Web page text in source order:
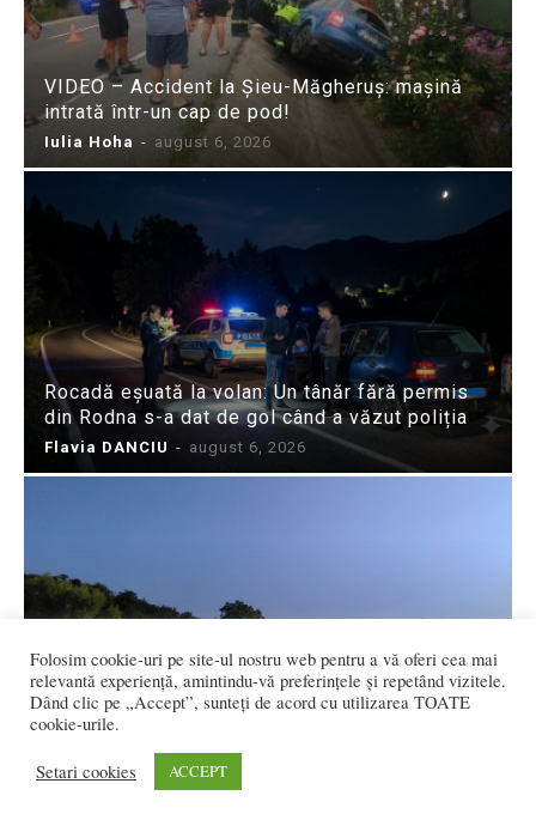
VIDEO – Accident la Șieu-Măgheruș: mașină
intrată într-un cap de pod!
Iulia Hoha - august 6, 2026
Rocadă eșuată la volan: Un tânăr fără permis
din Rodna s-a dat de gol când a văzut poliția
Flavia DANCIU - august 6, 2026
Valul de căldură a adus mii de bistrițeni la
Ștrandul Codrișor. Record de peste 1.700 de
bilete într-o zi
Flavia DANCIU - august 6, 2026
Folosim cookie-uri pe site-ul nostru web pentru a vă oferi cea mai
relevantă experiență, amintindu-vă preferințele și repetând vizitele.
Dând clic pe „Accept”, sunteți de acord cu utilizarea TOATE
cookie-urile.
Setari cookies ACCEPT